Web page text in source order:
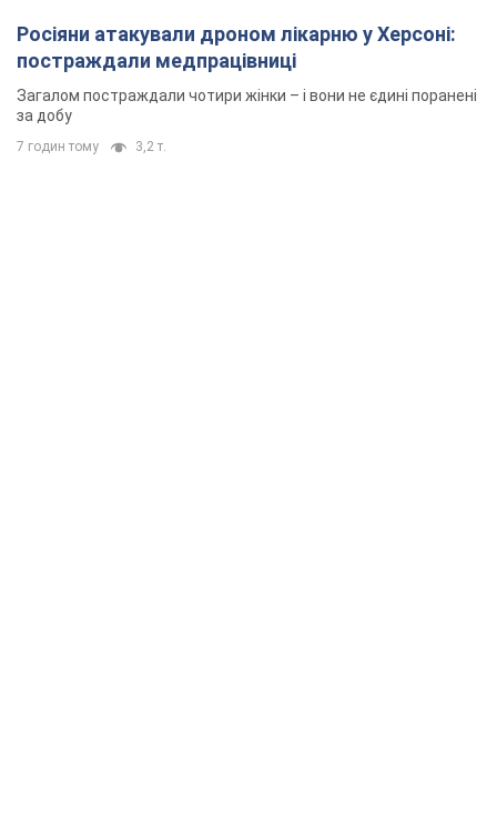
Росіяни атакували дроном лікарню у Херсоні:
постраждали медпрацівниці
Загалом постраждали чотири жінки – і вони не єдині поранені
за добу
7 годин тому 3,2 т.